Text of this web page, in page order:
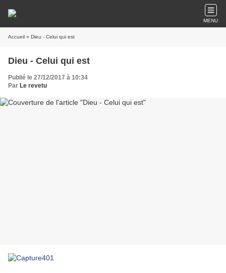
MENU
Accueil » Dieu - Celui qui est
Dieu - Celui qui est
Publié le 27/12/2017 à 10:34
Par Le revetu